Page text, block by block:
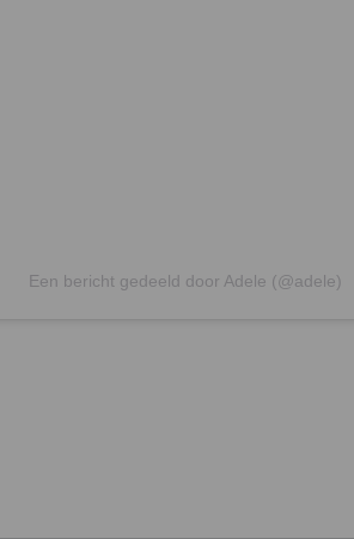
Een bericht gedeeld door Adele (@adele)